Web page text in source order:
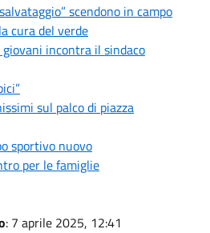
scendono in campo
cura del verde
incontra il sindaco
sul palco di piazza
sportivo nuovo
per le famiglie
: 7 aprile 2025, 12:41